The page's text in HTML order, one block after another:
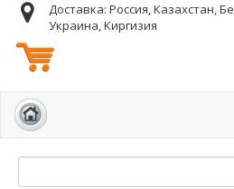
Доставка: Россия, Казахстан,
Украина, Киргизия